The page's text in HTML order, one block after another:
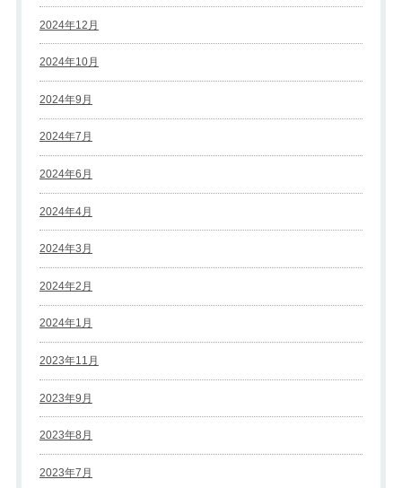
2024年12月
2024年10月
2024年9月
2024年7月
2024年6月
2024年4月
2024年3月
2024年2月
2024年1月
2023年11月
2023年9月
2023年8月
2023年7月